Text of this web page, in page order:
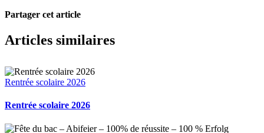
Partager cet article
Facebook
X
Pinterest
Email
Articles similaires
Rentrée scolaire 2026
Rentrée scolaire 2026